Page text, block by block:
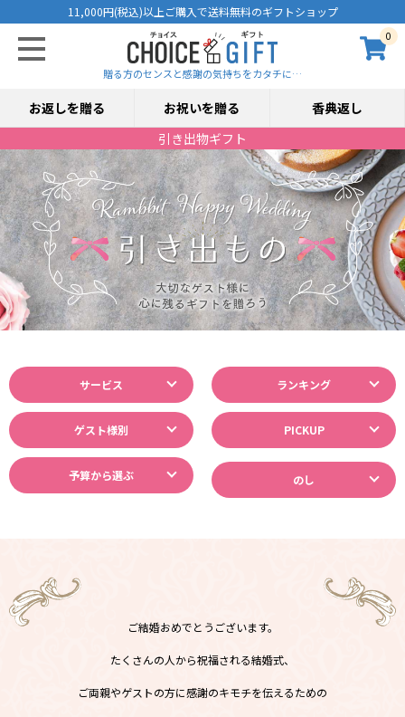
11,000円(税込)以上ご購入で送料無料のギフトショップ
0
贈る方のセンスと感謝の気持ちをカタチに…
お返しを贈る お祝いを贈る
香典返し
引き出物ギフト
サービス ランキング
ゲスト様別 PICKUP
予算から選ぶ のし
ご結婚おめでとうございます。
たくさんの人から祝福される結婚式、
ご両親やゲストの方に感謝のキモチを伝えるための